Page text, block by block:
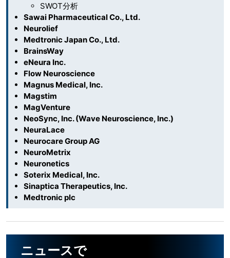
SWOT分析
Sawai Pharmaceutical Co., Ltd.
Neurolief
Medtronic Japan Co., Ltd.
BrainsWay
eNeura Inc.
Flow Neuroscience
Magnus Medical, Inc.
Magstim
MagVenture
NeoSync, Inc. (Wave Neuroscience, Inc.)
NeuraLace
Neurocare Group AG
NeuroMetrix
Neuronetics
Soterix Medical, Inc.
Sinaptica Therapeutics, Inc.
Medtronic plc
ニュースで